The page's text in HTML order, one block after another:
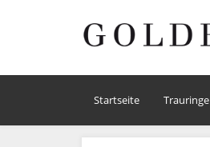
Startseite Trauringe